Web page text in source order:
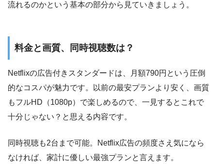
流れるのかという基本の部分から見ていきましょう。
料金と画質、同時視聴数は？
Netflixの広告付きスタンダードは、月額790円という圧倒
的なコスパが魅力です。以前の最安プランより安く、画質
もフルHD（1080p）で楽しめるので、一見するとこれで
十分じゃない？と思える内容です。
同時視聴も2台まで可能。Netflix広告の頻度さえ気になら
なければ、家計に優しい最強プランと言えます。